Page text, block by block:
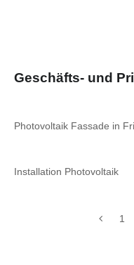
Geschäfts- und
Photovoltaik Fassade in
Installation Photovoltaik
1